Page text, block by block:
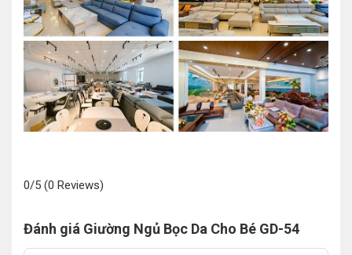
0/5 (0 Reviews)
Đánh giá Giường Ngủ Bọc Da Cho Bé GD-54